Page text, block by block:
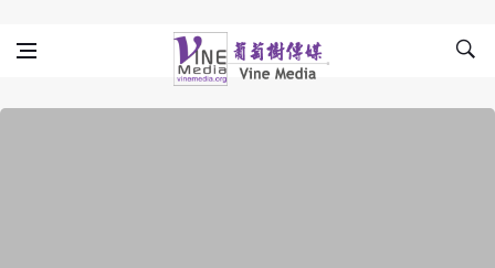
Vine Media
葡萄樹傳媒